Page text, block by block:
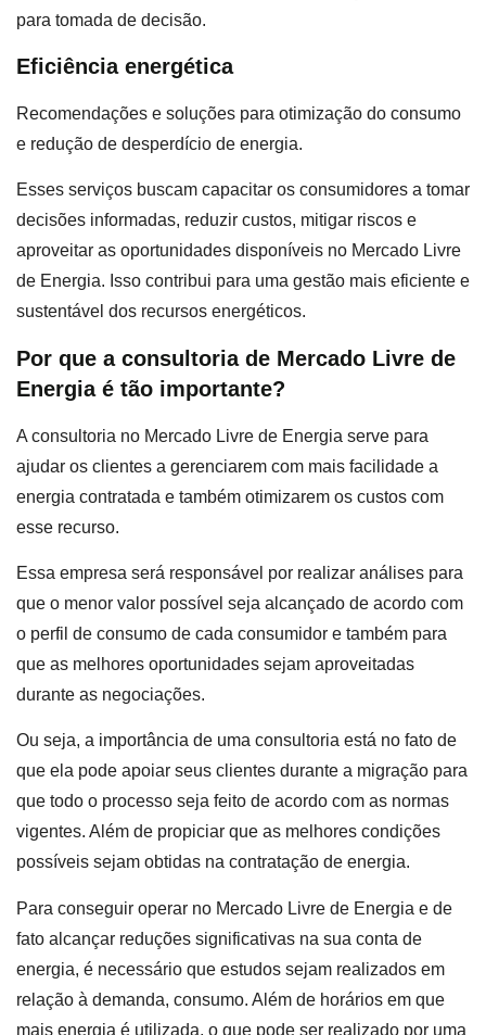
para tomada de decisão.
Eficiência energética
Recomendações e soluções para otimização do consumo
e redução de desperdício de energia.
Esses serviços buscam capacitar os consumidores a tomar
decisões informadas, reduzir custos, mitigar riscos e
aproveitar as oportunidades disponíveis no Mercado Livre
de Energia. Isso contribui para uma gestão mais eficiente e
sustentável dos recursos energéticos.
Por que a consultoria de Mercado Livre de
Energia é tão importante?
A consultoria no Mercado Livre de Energia serve para
ajudar os clientes a gerenciarem com mais facilidade a
energia contratada e também otimizarem os custos com
esse recurso.
Essa empresa será responsável por realizar análises para
que o menor valor possível seja alcançado de acordo com
o perfil de consumo de cada consumidor e também para
que as melhores oportunidades sejam aproveitadas
durante as negociações.
Ou seja, a importância de uma consultoria está no fato de
que ela pode apoiar seus clientes durante a migração para
que todo o processo seja feito de acordo com as normas
vigentes. Além de propiciar que as melhores condições
possíveis sejam obtidas na contratação de energia.
Para conseguir operar no Mercado Livre de Energia e de
fato alcançar reduções significativas na sua conta de
energia, é necessário que estudos sejam realizados em
relação à demanda, consumo. Além de horários em que
mais energia é utilizada, o que pode ser realizado por uma